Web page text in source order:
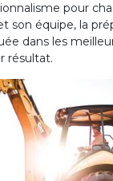
pour
son équipe, la
dans les
résultat.